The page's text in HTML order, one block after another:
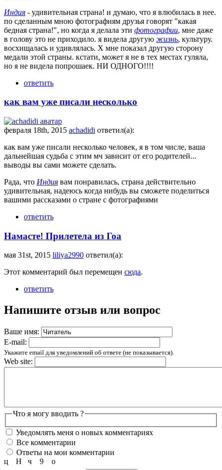
Индия - удивительная страна! и думаю, что я влюбилась в нее.
по сделанным мною фотографиям друзья говорят "какая
бедная страна!", но когда я делала эти фотографии, мне даже
в голову это не приходило. я видела другую жизнь, культуру.
восхищалась и удивлялась. Х мне показал другую сторону
медали этой страны. кстати, может я не в тех местах гуляла,
но я не видела попрошаек. НИ ОДНОГО!!!!
ответить
как вам уже писали несколько
февраля 18th, 2015 achadidi ответил(а):
как вам уже писали несколько человек, я в том числе, ваша
дальнейшая судьба с этим мч зависит от его родителей...
выводы вы сами можете сделать.
Рада, что Индия вам понравилась, страна действительно
удивительная, надеюсь когда нибудь вы сможете поделиться
вашими рассказами о стране с фотографиями
ответить
Намасте! Прилетела из Гоа
мая 31st, 2015 liliya2990 ответил(а):
Этот комментарий был перемещен сюда.
ответить
Напишите отзыв или вопрос
Ваше имя:
E-mail:
Укажите email для уведомлений об ответе (не показывается).
Web site:
Что я могу вводить ?
Уведомлять меня о новых комментариях
Все комментарии
Ответы на мои комментарии
о
9
ч
Н
ц